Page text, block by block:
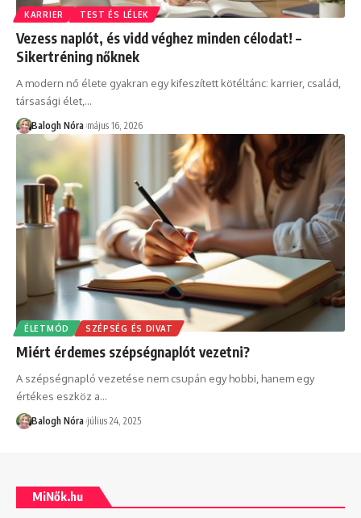
KARRIER TEST ÉS LÉLEK
Vezess naplót, és vidd véghez minden célodat! –
Sikertréning nőknek
A modern nő élete gyakran egy kifeszített kötéltánc: karrier, család,
társasági élet, …
Balogh Nóra május 16, 2026
ÉLETMÓD SZÉPSÉG ÉS DIVAT
Miért érdemes szépségnaplót vezetni?
A szépségnapló vezetése nem csupán egy hobbi, hanem egy
értékes eszköz a…
Balogh Nóra július 24, 2025
MiNők.hu